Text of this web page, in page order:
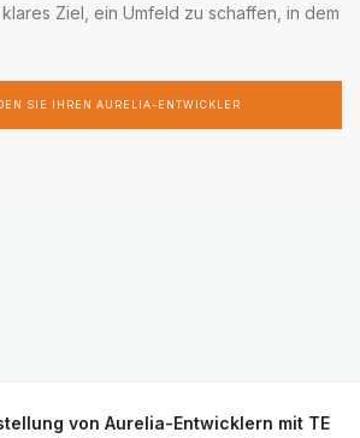
Ziel, ein Umfeld zu schaffen, in dem
SIE IHREN AURELIA-ENTWICKLER
von Aurelia-Entwicklern mit TE